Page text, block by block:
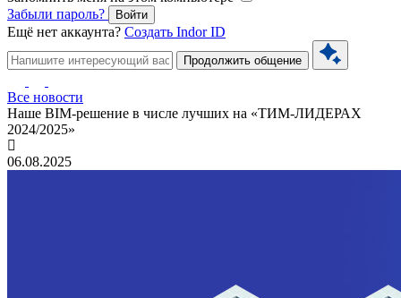
Забыли пароль?
Войти
Ещё нет аккаунта? Создать Indor ID
Продолжить общение
Все новости
Наше BIM-решение в числе лучших на «ТИМ-ЛИДЕРАХ
2024/2025»
06.08.2025